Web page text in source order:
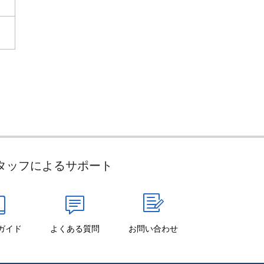
ッフによるサポート
イド よくある質問 お問い合わせ